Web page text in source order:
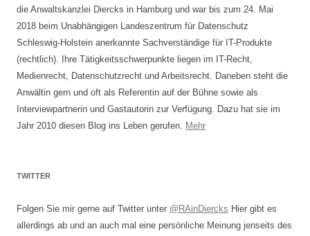
die Anwaltskanzlei Diercks in Hamburg und war bis zum 24. Mai
2018 beim Unabhängigen Landeszentrum für Datenschutz
Schleswig-Holstein anerkannte Sachverständige für IT-Produkte
(rechtlich). Ihre Tätigkeitsschwerpunkte liegen im IT-Recht,
Medienrecht, Datenschutzrecht und Arbeitsrecht. Daneben steht die
Anwältin gern und oft als Referentin auf der Bühne sowie als
Interviewpartnerin und Gastautorin zur Verfügung. Dazu hat sie im
Jahr 2010 diesen Blog ins Leben gerufen. Mehr
TWITTER
Folgen Sie mir gerne auf Twitter unter @RAinDiercks Hier gibt es
allerdings ab und an auch mal eine persönliche Meinung jenseits des